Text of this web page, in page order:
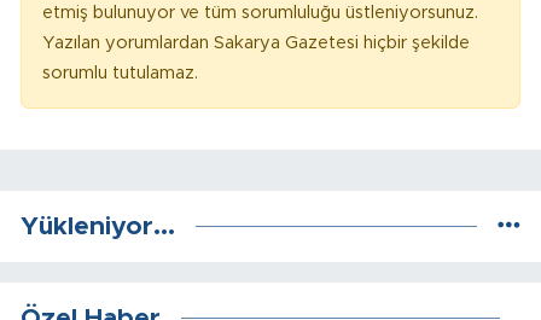
etmiş bulunuyor ve tüm sorumluluğu üstleniyorsunuz.
Yazılan yorumlardan Sakarya Gazetesi hiçbir şekilde
sorumlu tutulamaz.
Yükleniyor...